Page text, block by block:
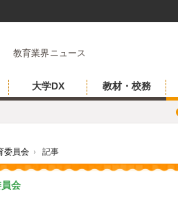
教育業界ニュース
大学DX 教材・校務
委員会 › 記事
会